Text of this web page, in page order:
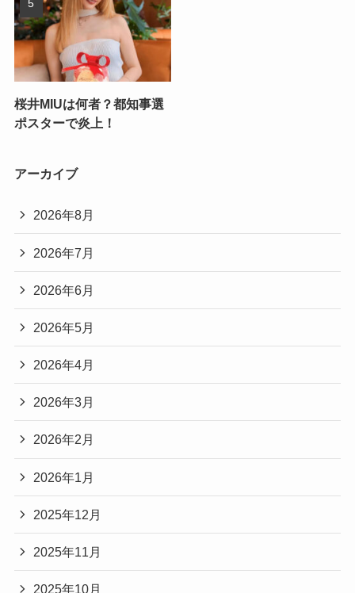
桜井MIUは何者？都知事選
ポスターで炎上！
アーカイブ
2026年8月
2026年7月
2026年6月
2026年5月
2026年4月
2026年3月
2026年2月
2026年1月
2025年12月
2025年11月
2025年10月